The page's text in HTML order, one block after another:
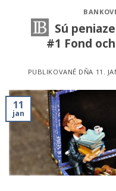
Sú
#1 Fond
PUBLIKOVANÉ DŇA 11.
11
jan